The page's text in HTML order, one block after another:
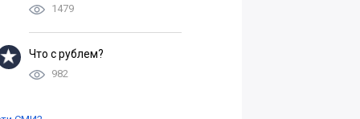
1479
Что с рублем?
982